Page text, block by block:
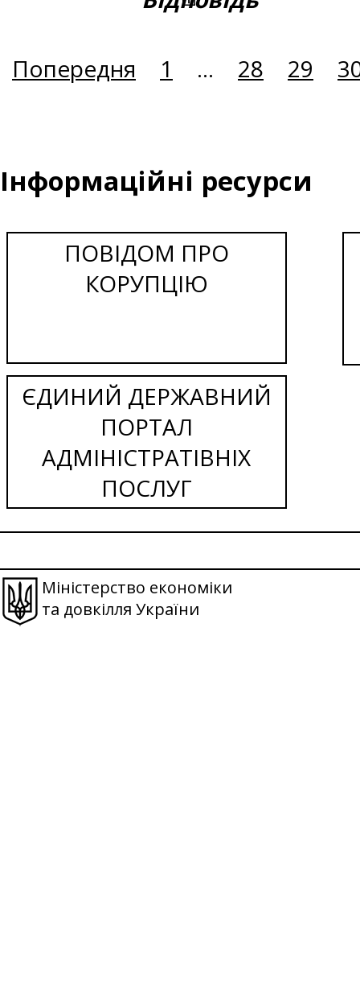
Попередня 1 ... 28 29
Інформаційні ресурси
ПОВІДОМ ПРО
КОРУПЦІЮ
ЄДИНИЙ ДЕРЖАВНИЙ
ПОРТАЛ
АДМІНІСТРАТІВНІХ
ПОСЛУГ
Міністерство економіки
та довкілля України